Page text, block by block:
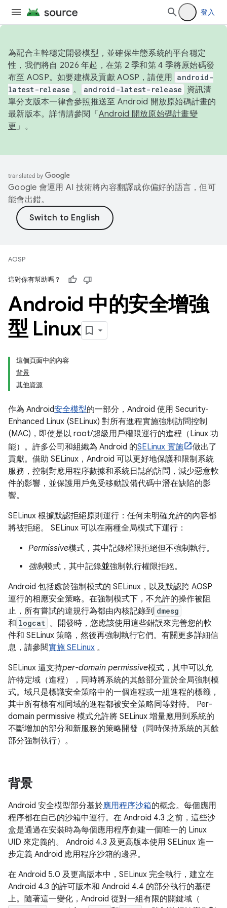
登入
為配合主幹穩定開發模型，並確保生態系統的平台穩定
性，我們將自 2026 年起，在第 2 季和第 4 季將原始碼發
布至 AOSP。如要建構及貢獻 AOSP，請使用 android-
latest-release 。 android-latest-release
資訊清
單分支版本一律會參照推送至 Android 開放原始碼計畫的
最新版本。詳情請參閱「 Android 開放原始碼計畫變
更 」。
Google 會運用 AI 技術將內容翻譯成你偏好的語言，但可
能會出錯。
AOSP
這對你有幫助嗎？
Android 中的安全增強
型 Linux
這個頁面中的內容
背景
其他資源
作為 Android安全模型的一部分，Android 使用 Security-
Enhanced Linux (SELinux) 對所有進程實施強制訪問控制
(MAC)，即使是以 root/超級用戶權限運行的進程（Linux 功
能）。許多公司和組織為 Android 的SELinux 實施
做出了
貢獻。借助 SELinux，Android 可以更好地保護和限制系統
服務，控制對應用程序數據和系統日誌的訪問，減少惡意軟
件的影響，並保護用戶免受移動設備代碼中潛在缺陷的影
響。
SELinux 根據默認拒絕原則運行：任何未明確允許的內容都
將被拒絕。 SELinux 可以在兩種全局模式下運行：
Permissive模式，其中記錄權限拒絕但不強制執行。
強制模式，其中記錄並強制執行權限拒絕。
Android 包括處於強制模式的 SELinux，以及默認跨 AOSP
運行的相應安全策略。在強制模式下，不允許的操作被阻
止，所有嘗試的違規行為都由內核記錄到 dmesg
和 logcat 。開發時，您應該使用這些錯誤來完善您的軟
件和 SELinux 策略，然後再強制執行它們。有關更多詳細信
息，請參閱實施 SELinux 。
SELinux 還支持per-domain permissive模式，其中可以允
許特定域（進程），同時將系統的其餘部分置於全局強制模
式。域只是標識安全策略中的一個進程或一組進程的標籤，
其中所有標有相同域的進程都被安全策略同等對待。 Per-
domain permissive 模式允許將 SELinux 增量應用到系統的
不斷增加的部分和新服務的策略開發（同時保持系統的其餘
部分強制執行）。
背景
Android 安全模型部分基於應用程序沙箱的概念。每個應用
程序都在自己的沙箱中運行。在 Android 4.3 之前，這些沙
盒是通過在安裝時為每個應用程序創建一個唯一的 Linux
UID 來定義的。 Android 4.3 及更高版本使用 SELinux 進一
步定義 Android 應用程序沙箱的邊界。
在 Android 5.0 及更高版本中，SELinux 完全執行，建立在
Android 4.3 的許可版本和 Android 4.4 的部分執行的基礎
上。隨著這一變化，Android 從對一組有限的關鍵域（